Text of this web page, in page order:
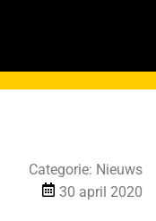
Categorie: Nieuws
30 april 2020